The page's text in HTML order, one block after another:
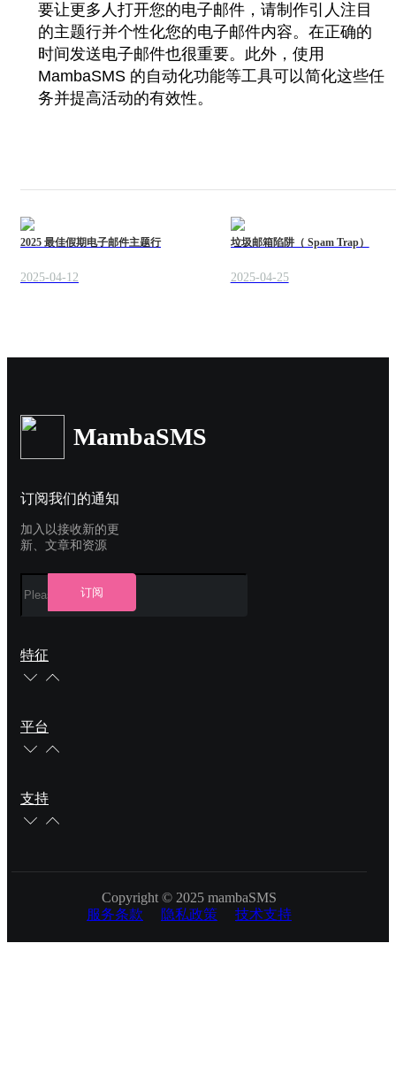
要让更多人打开您的电子邮件，请制作引人注目
的主题行并个性化您的电子邮件内容。在正确的
时间发送电子邮件也很重要。此外，使用
MambaSMS 的自动化功能等工具可以简化这些任
务并提高活动的有效性。
2025 最佳假期电子邮件主题行
2025-04-12
垃圾邮箱陷阱（ Spam Trap）
2025-04-25
MambaSMS
订阅我们的通知
加入以接收新的更
新、文章和资源
订阅
特征
平台
支持
Copyright © 2025 mambaSMS
服务条款
隐私政策 技术支持